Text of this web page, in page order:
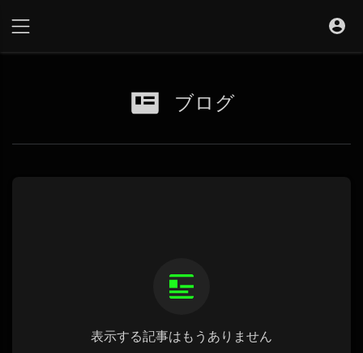
ブログ
表示する記事はもうありません